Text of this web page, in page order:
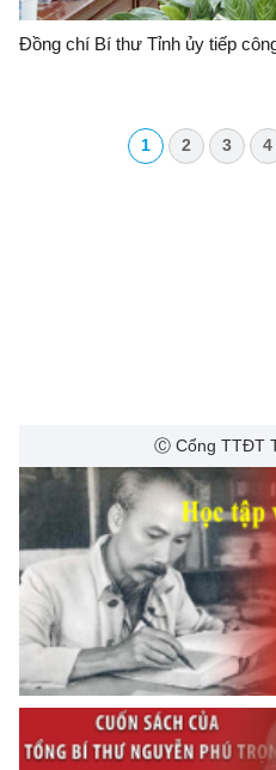
Đồng chí Bí thư Tỉnh ủy tiếp
1 2 3 4
Ⓒ Cổng TTĐT